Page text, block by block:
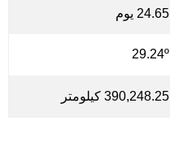
24.65 يوم
29.24º
390,248.25 كيلومتر